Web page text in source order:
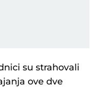
su strahovali
ove dve